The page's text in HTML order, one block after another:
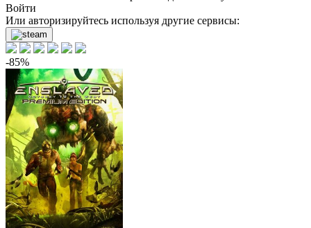
Войти
Или авторизируйтесь используя другие сервисы:
-85%